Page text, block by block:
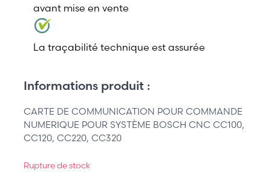
avant mise en vente
La traçabilité technique est assurée
Informations produit :
CARTE DE COMMUNICATION POUR COMMANDE
NUMERIQUE POUR SYSTÈME BOSCH CNC CC100,
CC120, CC220, CC320
Rupture de stock